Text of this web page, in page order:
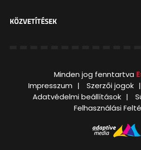
KÖZVETÍTÉSEK
Minden jog fenntartva
Impresszum
Szerzői jogok
Adatvédelmi beállítások
Felhasználási